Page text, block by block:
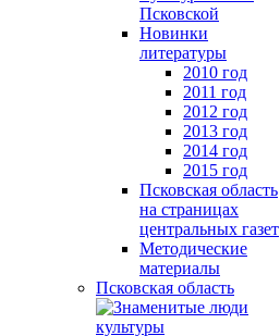
Псковской
Новинки
литературы
2010 год
2011 год
2012 год
2013 год
2014 год
2015 год
Псковская область
на страницах
центральных газет
Методические
материалы
Псковская область